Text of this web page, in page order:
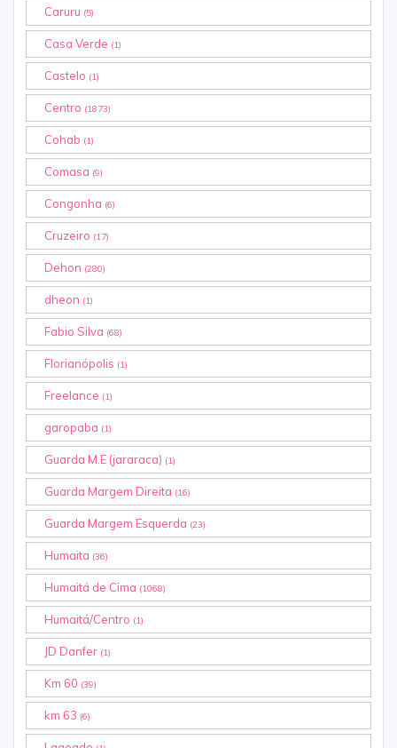
Caruru (5)
Casa Verde (1)
Castelo (1)
Centro (1873)
Cohab (1)
Comasa (9)
Congonha (6)
Cruzeiro (17)
Dehon (280)
dheon (1)
Fabio Silva (68)
Florianópolis (1)
Freelance (1)
garopaba (1)
Guarda M.E (jararaca) (1)
Guarda Margem Direita (16)
Guarda Margem Esquerda (23)
Humaita (36)
Humaitá de Cima (1068)
Humaitá/Centro (1)
JD Danfer (1)
Km 60 (39)
km 63 (6)